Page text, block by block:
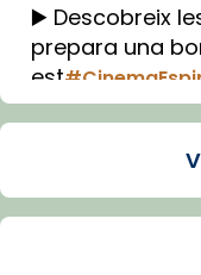
▶️ Descobreix
prepara una
est
Imatge: